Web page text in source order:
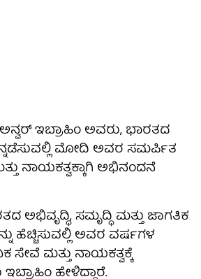
ಇಬ್ರಾಹಿಂ ಅವರು, ಭಾರತದ
ಮೋದಿ ಅವರ ಸಮರ್ಪಿತ
ನಾಯಕತ್ವಕ್ಕಾಗಿ ಅಭಿನಂದನೆ
ಅಭಿವೃದ್ಧಿ, ಸಮೃದ್ಧಿ ಮತ್ತು ಜಾಗತಿಕ
ಹೆಚ್ಚಿಸುವಲ್ಲಿ ಅವರ ವರ್ಷಗಳ
ಮತ್ತು ನಾಯಕತ್ವಕ್ಕೆ
ಹೇಳಿದ್ದಾರೆ.